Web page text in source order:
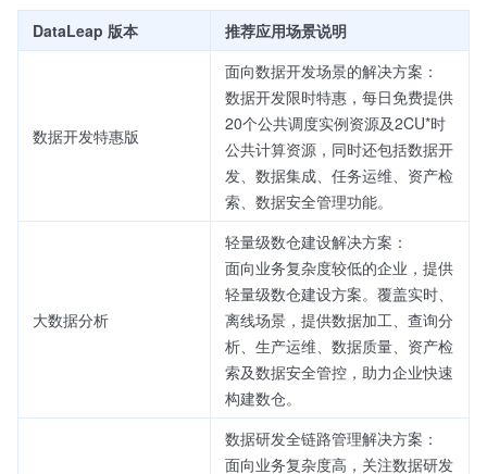
DataLeap 版本 推荐应用场景说明
数据开发特惠版
面向数据开发场景的解决方案：
数据开发限时特惠，每日免费提供
20个公共调度实例资源及2CU*时
公共计算资源，同时还包括数据开
发、数据集成、任务运维、资产检
索、数据安全管理功能。
大数据分析
轻量级数仓建设解决方案：
面向业务复杂度较低的企业，提供
轻量级数仓建设方案。覆盖实时、
离线场景，提供数据加工、查询分
析、生产运维、数据质量、资产检
索及数据安全管控，助力企业快速
构建数仓。
数据研发全链路管理解决方案：
面向业务复杂度高，关注数据研发